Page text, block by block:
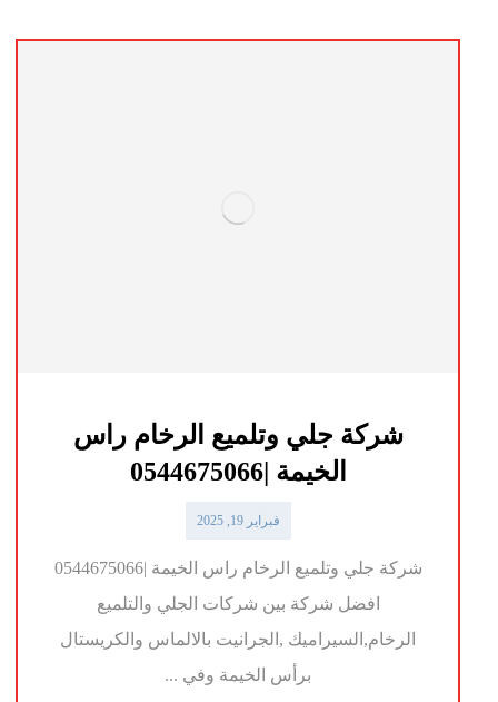
شركة جلي وتلميع الرخام راس
الخيمة |0544675066
فبراير 19, 2025
شركة جلي وتلميع الرخام راس الخيمة |0544675066
افضل شركة بين شركات الجلي والتلميع
الرخام,السيراميك ,الجرانيت بالالماس والكريستال
برأس الخيمة وفي ...